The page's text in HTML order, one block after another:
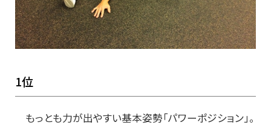
1位
もっとも力が出やすい基本姿勢「パワーポジション」。